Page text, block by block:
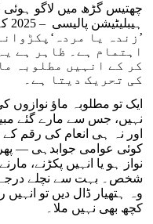
چھتیس گڑھ میں لاگو ہوئی
’زندہ یا
اہتمام ہے۔ ظاہر ہے
کر کے انہیں مطلوبہ
کی تحریک دیتا ہے۔
ایک تو مطلوبہ ماؤ
نہیں، جس سے مارے گئے
اور نہ ہی انعام کی رقم
کوئی عوامی جوابدہی — پھر
نواز ہو یا انہیں پکڑنے،
شخص۔ بہت سے نچلے درجے
وہ ہتھیار ڈال دیں تو انہیں
کچھ بھی نہیں ملا۔